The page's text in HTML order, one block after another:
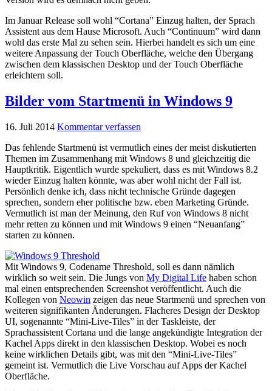
Im Januar Release soll wohl “Cortana” Einzug halten, der Sprach
Assistent aus dem Hause Microsoft. Auch “Continuum” wird dann
wohl das erste Mal zu sehen sein. Hierbei handelt es sich um eine
weitere Anpassung der Touch Oberfläche, welche den Übergang
zwischen dem klassischen Desktop und der Touch Oberfläche
erleichtern soll.
Bilder vom Startmenü in Windows 9
16. Juli 2014 Kommentar verfassen
Das fehlende Startmenü ist vermutlich eines der meist diskutierten
Themen im Zusammenhang mit Windows 8 und gleichzeitig die
Hauptkritik. Eigentlich wurde spekuliert, dass es mit Windows 8.2
wieder Einzug halten könnte, was aber wohl nicht der Fall ist.
Persönlich denke ich, dass nicht technische Gründe dagegen
sprechen, sondern eher politische bzw. eben Marketing Gründe.
Vermutlich ist man der Meinung, den Ruf von Windows 8 nicht
mehr retten zu können und mit Windows 9 einen “Neuanfang”
starten zu können.
Mit Windows 9, Codename Threshold, soll es dann nämlich
wirklich so weit sein. Die Jungs von My Digital Life haben schon
mal einen entsprechenden Screenshot veröffentlicht. Auch die
Kollegen von Neowin zeigen das neue Startmenü und sprechen von
weiteren signifikanten Änderungen. Flacheres Design der Desktop
UI, sogenannte “Mini-Live-Tiles” in der Taskleiste, der
Sprachassistent Cortana und die lange angekündigte Integration der
Kachel Apps direkt in den klassischen Desktop. Wobei es noch
keine wirklichen Details gibt, was mit den “Mini-Live-Tiles”
gemeint ist. Vermutlich die Live Vorschau auf Apps der Kachel
Oberfläche.